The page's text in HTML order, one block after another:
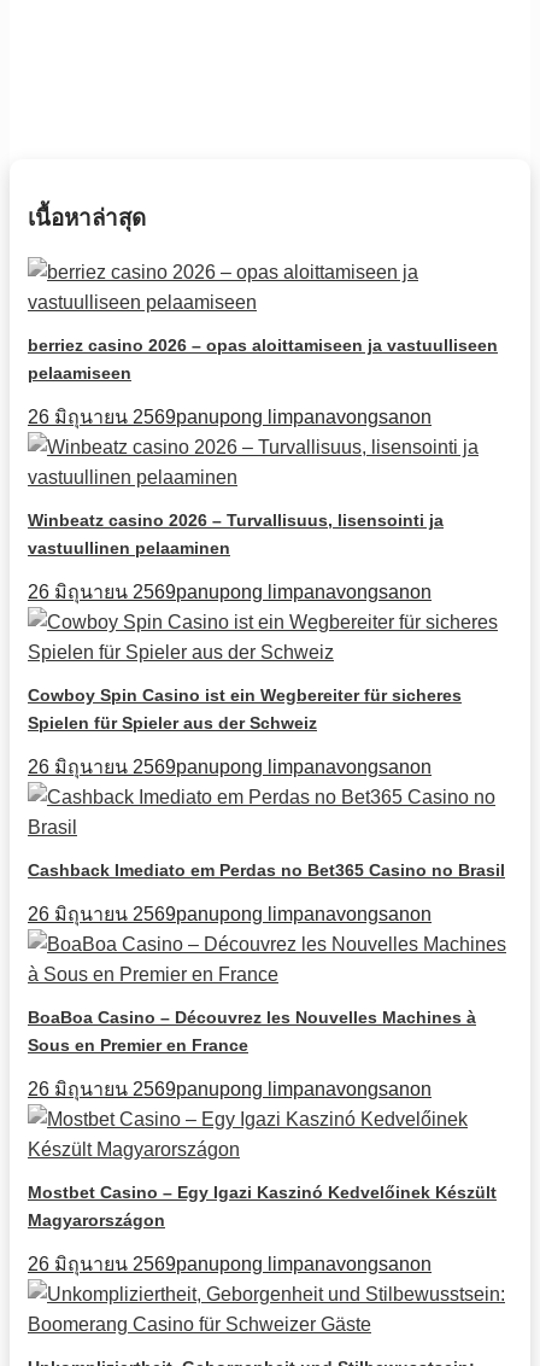
เนื้อหาล่าสุด
berriez casino 2026 – opas aloittamiseen ja vastuulliseen
pelaamiseen
26 มิถุนายน 2569panupong limpanavongsanon
Winbeatz casino 2026 – Turvallisuus, lisensointi ja
vastuullinen pelaaminen
26 มิถุนายน 2569panupong limpanavongsanon
Cowboy Spin Casino ist ein Wegbereiter für sicheres
Spielen für Spieler aus der Schweiz
26 มิถุนายน 2569panupong limpanavongsanon
Cashback Imediato em Perdas no Bet365 Casino no Brasil
26 มิถุนายน 2569panupong limpanavongsanon
BoaBoa Casino – Découvrez les Nouvelles Machines à
Sous en Premier en France
26 มิถุนายน 2569panupong limpanavongsanon
Mostbet Casino – Egy Igazi Kaszinó Kedvelőinek Készült
Magyarországon
26 มิถุนายน 2569panupong limpanavongsanon